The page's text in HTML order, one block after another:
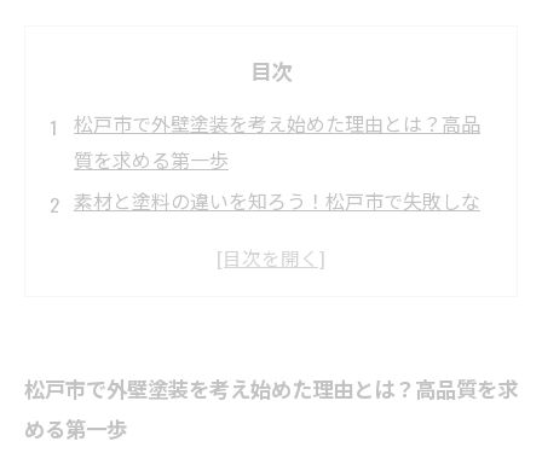
目次
松戸市で外壁塗装を考え始めた理由とは？高品
質を求める第一歩
素材と塗料の違いを知ろう！松戸市で失敗しな
施工方法の比較で見えてくる！松戸市の外壁塗
壁塗装を実現するコツ
総まとめ：松戸市で高品質外壁塗装を選ぶため
松戸市で外壁塗装を考え始めた理由とは？高品質を求
める第一歩